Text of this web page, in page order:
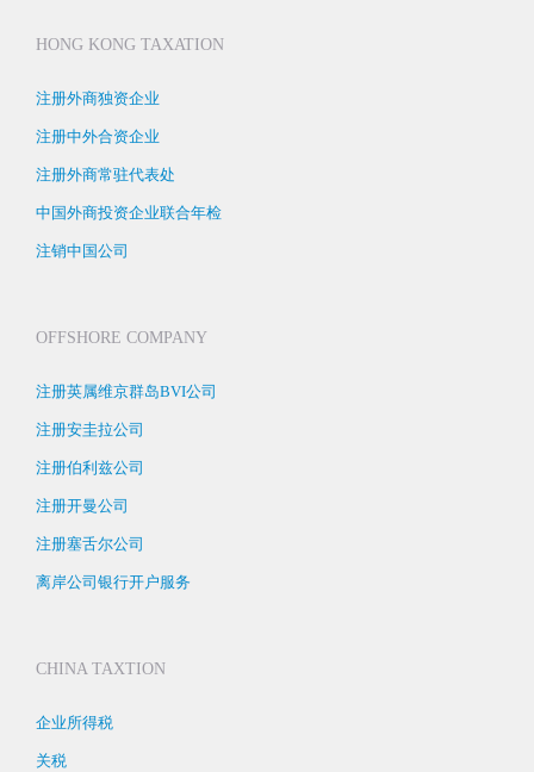
HONG KONG TAXATION
注册外商独资企业
注册中外合资企业
注册外商常驻代表处
中国外商投资企业联合年检
注销中国公司
OFFSHORE COMPANY
注册英属维京群岛BVI公司
注册安圭拉公司
注册伯利兹公司
注册开曼公司
注册塞舌尔公司
离岸公司银行开户服务
CHINA TAXTION
企业所得税
关税